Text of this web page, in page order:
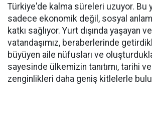
Türkiye'de kalma süreleri uzuyor. Bu
sadece ekonomik değil, sosyal
katkı sağlıyor. Yurt dışında yaşayan
vatandaşımız, beraberlerinde
büyüyen aile nüfusları ve
sayesinde ülkemizin tanıtımı, tarihi
zenginlikleri daha geniş kitlelerle